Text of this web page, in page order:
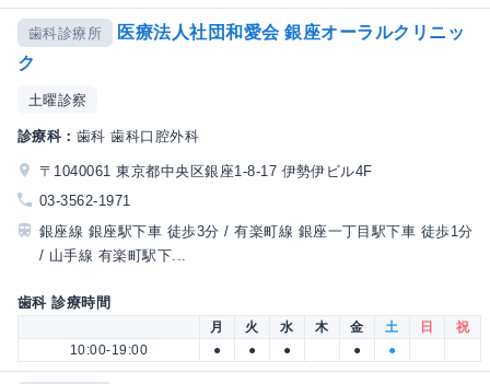
歯科診療所
医療法人社団和愛会 銀座オーラルクリニッ
ク
土曜診察
診療科： 歯科 歯科口腔外科
〒1040061 東京都中央区銀座1-8-17 伊勢伊ビル4F
03-3562-1971
銀座線 銀座駅下車 徒歩3分 / 有楽町線 銀座一丁目駅下車 徒歩1分
/ 山手線 有楽町駅下...
歯科 診療時間
月 火 水 木 金 土 日
祝
10:00-19:00
● ● ● ● ●